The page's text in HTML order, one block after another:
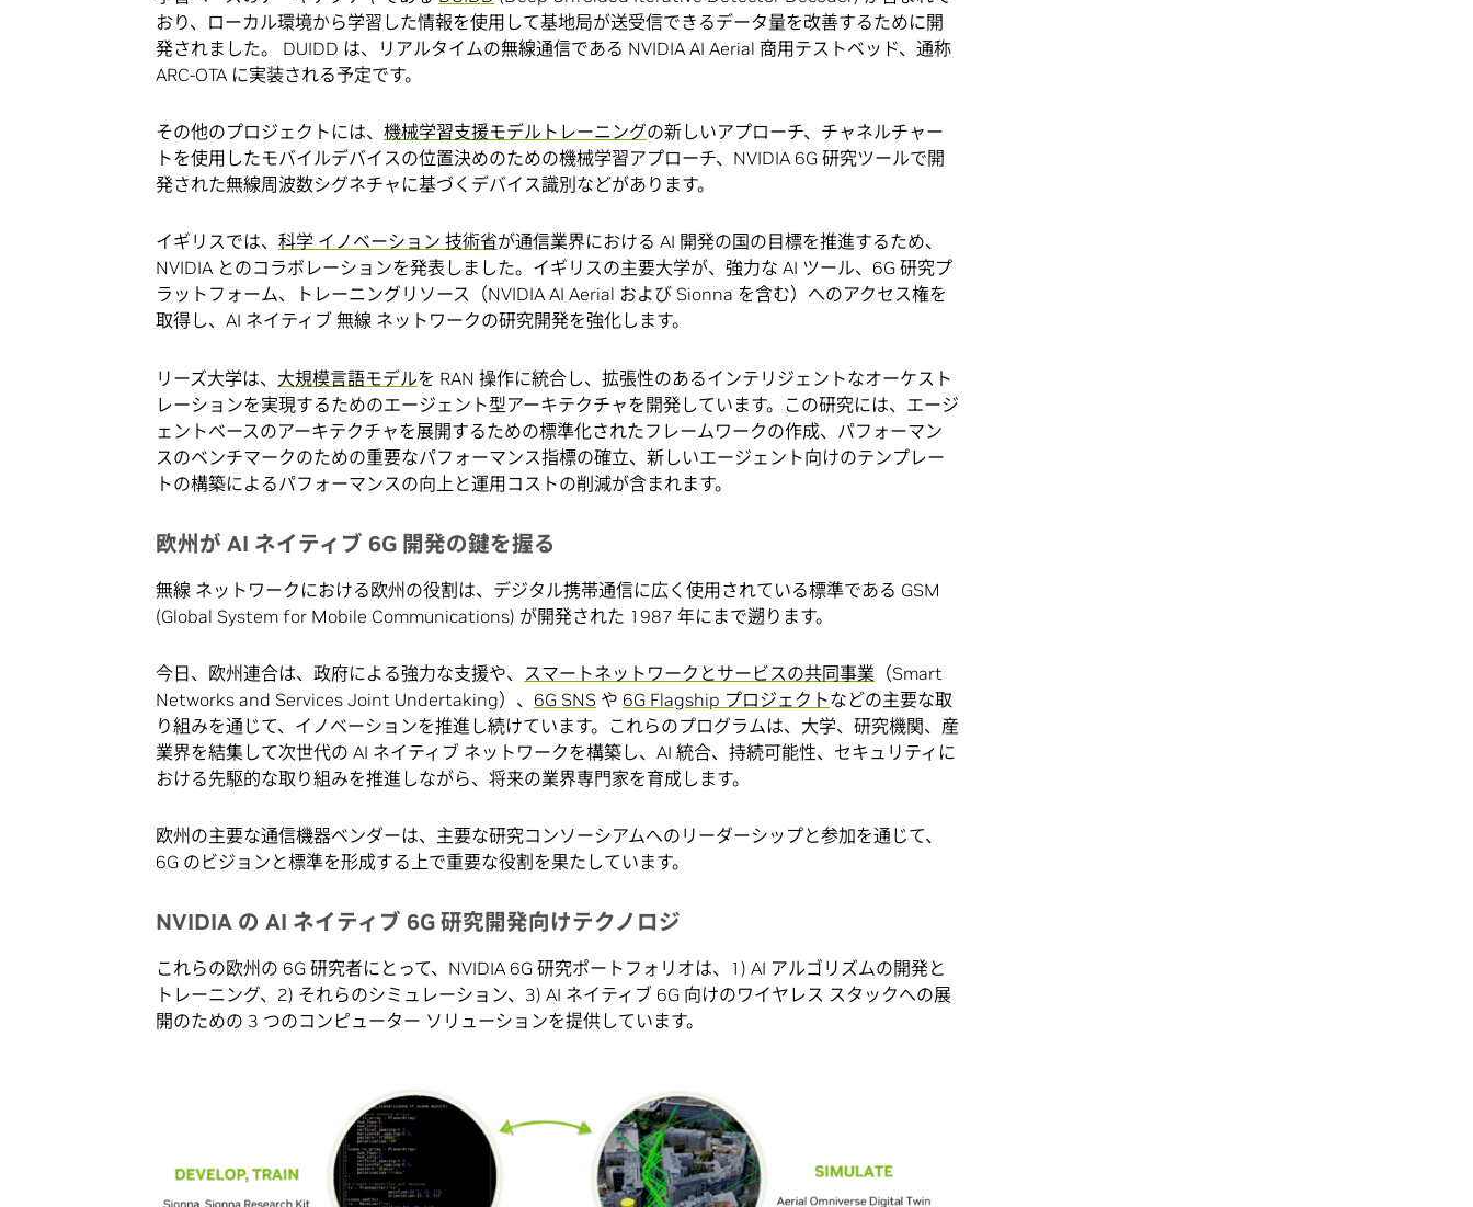
おり、ローカル環境から学習した情報を使用して基地局が送受信できるデータ量を改善するために開
発されました。 DUIDD は、リアルタイムの無線通信である NVIDIA AI Aerial 商用テストベッド、通称
ARC-OTA に実装される予定です。
その他のプロジェクトには、 機械学習支援モデルトレーニングの新しいアプローチ、チャネルチャー
トを使用したモバイルデバイスの位置決めのための機械学習アプローチ、NVIDIA 6G 研究ツールで開
発された無線周波数シグネチャに基づくデバイス識別などがあります。
イギリスでは、 科学 イノベーション 技術省が通信業界における AI 開発の国の目標を推進するため、
NVIDIA とのコラボレーションを発表しました。イギリスの主要大学が、強力な AI ツール、6G 研究プ
ラットフォーム、トレーニングリソース（NVIDIA AI Aerial および Sionna を含む）へのアクセス権を
取得し、AI ネイティブ 無線 ネットワークの研究開発を強化します。
リーズ大学は、 大規模言語モデルを RAN 操作に統合し、拡張性のあるインテリジェントなオーケスト
レーションを実現するためのエージェント型アーキテクチャを開発しています。この研究には、エージ
ェントベースのアーキテクチャを展開するための標準化されたフレームワークの作成、パフォーマン
スのベンチマークのための重要なパフォーマンス指標の確立、新しいエージェント向けのテンプレー
トの構築によるパフォーマンスの向上と運用コストの削減が含まれます。
欧州が AI ネイティブ 6G 開発の鍵を握る
無線 ネットワークにおける欧州の役割は、デジタル携帯通信に広く使用されている標準である GSM
(Global System for Mobile Communications) が開発された 1987 年にまで遡ります。
今日、欧州連合は、政府による強力な支援や、 スマートネットワークとサービスの共同事業 （Smart
Networks and Services Joint Undertaking）、 6G SNS や 6G Flagship プロジェクトなどの主要な取
り組みを通じて、イノベーションを推進し続けています。これらのプログラムは、大学、研究機関、産
業界を結集して次世代の AI ネイティブ ネットワークを構築し、AI 統合、持続可能性、セキュリティに
おける先駆的な取り組みを推進しながら、将来の業界専門家を育成します。
欧州の主要な通信機器ベンダーは、主要な研究コンソーシアムへのリーダーシップと参加を通じて、
6G のビジョンと標準を形成する上で重要な役割を果たしています。
NVIDIA の AI ネイティブ 6G 研究開発向けテクノロジ
これらの欧州の 6G 研究者にとって、NVIDIA 6G 研究ポートフォリオは、1) AI アルゴリズムの開発と
トレーニング、2) それらのシミュレーション、3) AI ネイティブ 6G 向けのワイヤレス スタックへの展
開のための 3 つのコンピューター ソリューションを提供しています。